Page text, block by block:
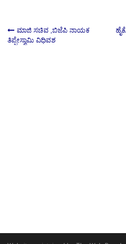
Post
ಮಾಜಿ ಸಚಿವ ,ಬಿಜೆಪಿ ನಾಯಕ
ತಿಪ್ಪೇಸ್ವಾಮಿ ವಿಧಿವಶ